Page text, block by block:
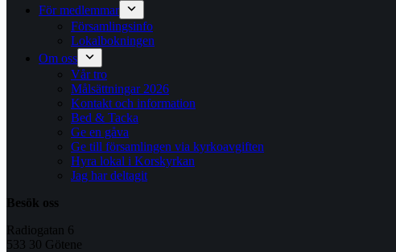
För medlemmar
Församlingsinfo
Lokalbokningen
Om oss
Vår tro
Målsättningar 2026
Kontakt och information
Bed & Tacka
Ge en gåva
Ge till församlingen via kyrkoavgiften
Hyra lokal i Korskyrkan
Jag har deltagit
Besök oss
Radiogatan 6
533 30 Götene